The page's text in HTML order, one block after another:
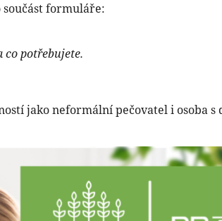
formuláře:
co potřebujete.
jako neformální pečovatel i osoba s